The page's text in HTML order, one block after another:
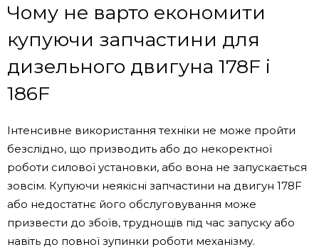
Чому не варто економити
купуючи запчастини для
дизельного двигуна 178F і
186F
Інтенсивне використання техніки не може пройти
безслідно, що призводить або до некоректної
роботи силової установки, або вона не запускається
зовсім. Купуючи неякісні запчастини на двигун 178F
або недостатнє його обслуговування може
призвести до збоїв, труднощів під час запуску або
навіть до повної зупинки роботи механізму.